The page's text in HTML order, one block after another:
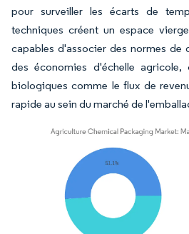
pour surveiller les écarts de
techniques créent un espace
capables d'associer des normes de
des économies d'échelle agricole,
biologiques comme le flux de
rapide au sein du marché de